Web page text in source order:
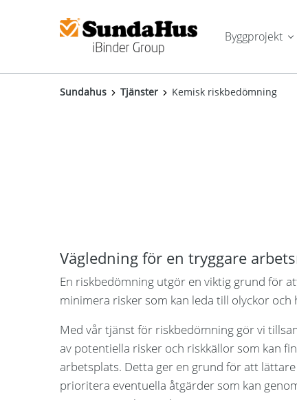
Byggprojekt
Sundahus Tjänster Kemisk riskbedömning
Vägledning för en tryggare
En riskbedömning utgör en viktig grund för
minimera risker som kan leda till olyckor och
Med vår tjänst för riskbedömning gör vi
av potentiella risker och riskkällor som kan
arbetsplats. Detta ger en grund för att
prioritera eventuella åtgärder som kan